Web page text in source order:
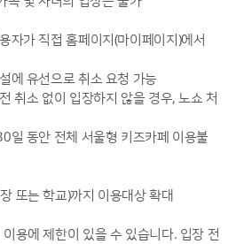
자가 직접 홈페이지(마이페이지)에서
에 유선으로 취소 요청 가능
취소 없이 입장하지 않을 경우, 노쇼 처
일 동안 전체 서울형 키즈카페 이용불
또는 학교)까지 이용대상 확대
용에 제한이 있을 수 있습니다. 입장 전